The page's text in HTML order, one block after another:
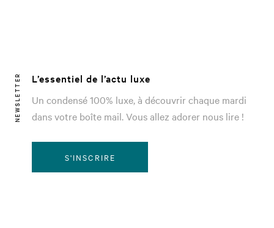
NEWSLETTER
L’essentiel de l’actu luxe
Un condensé 100% luxe, à découvrir chaque mardi
dans votre boîte mail. Vous allez adorer nous lire !
S'INSCRIRE